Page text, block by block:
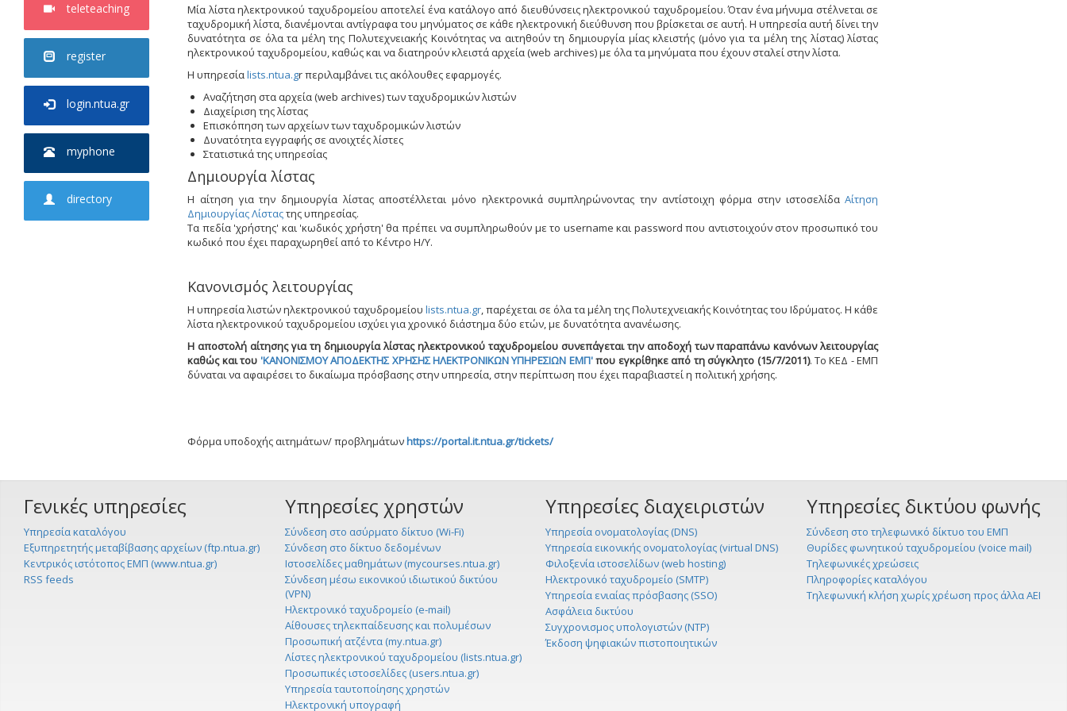
teleteaching
register
login.ntua.gr
myphone
directory
Μία λίστα ηλεκτρονικού ταχυδρομείου αποτελεί ένα κατάλογο από διευθύνσεις ηλεκτρονικού ταχυδρομείου. Όταν ένα μήνυμα στέλνεται σε
ταχυδρομική λίστα, διανέμονται αντίγραφα του μηνύματος σε κάθε ηλεκτρονική διεύθυνση που βρίσκεται σε αυτή. H υπηρεσία αυτή δίνει την
δυνατότητα σε όλα τα μέλη της Πολυτεχνειακής Κοινότητας να αιτηθούν τη δημιουργία μίας κλειστής (μόνο για τα μέλη της λίστας) λίστας
ηλεκτρονικού ταχυδρομείου, καθώς και να διατηρούν κλειστά αρχεία (web archives) με όλα τα μηνύματα που έχουν σταλεί στην λίστα.
Η υπηρεσίαlists.ntua.gr περιλαμβάνει τις ακόλουθες εφαρμογές.
Αναζήτηση στα αρχεία (web archives) των ταχυδρομικών λιστών
Διαχείριση της λίστας
Επισκόπηση των αρχείων των ταχυδρομικών λιστών
Δυνατότητα εγγραφής σε ανοιχτές λίστες
Στατιστικά της υπηρεσίας
Δημιουργία λίστας
Η αίτηση για την δημιουργία λίστας αποστέλλεται μόνο ηλεκτρονικά συμπληρώνοντας την αντίστοιχη φόρμα στην ιστοσελίδαΑίτηση
Δημιουργίας Λίσταςτης υπηρεσίας.
Τα πεδία 'χρήστης' και 'κωδικός χρήστη' θα πρέπει να συμπληρωθούν με το username και password που αντιστοιχούν στον προσωπικό του
κωδικό που έχει παραχωρηθεί από το Κέντρο Η/Υ.
Κανονισμός λειτουργίας
Η υπηρεσία λιστών ηλεκτρονικού ταχυδρομείουlists.ntua.gr, παρέχεται σε όλα τα μέλη της Πολυτεχνειακής Κοινότητας του Ιδρύματος. H κάθε
λίστα ηλεκτρονικού ταχυδρομείου ισχύει για χρονικό διάστημα δύο ετών, με δυνατότητα ανανέωσης.
Η αποστολή αίτησης για τη δημιουργία λίστας ηλεκτρονικού ταχυδρομείου συνεπάγεται την αποδοχή των παραπάνω κανόνων λειτουργίας
καθώς και του 'ΚΑΝΟΝΙΣΜΟΥ ΑΠΟΔΕΚΤΗΣ ΧΡΗΣΗΣ ΗΛΕΚΤΡΟΝΙΚΩΝ ΥΠΗΡΕΣΙΩΝ ΕΜΠ'που εγκρίθηκε από τη σύγκλητο (15/7/2011). Το ΚΕΔ - ΕΜΠ
δύναται να αφαιρέσει το δικαίωμα πρόσβασης στην υπηρεσία, στην περίπτωση που έχει παραβιαστεί η πολιτική χρήσης.
Φόρμα υποδοχής αιτημάτων/ προβλημάτωνhttps://portal.it.ntua.gr/tickets/
Γενικές υπηρεσίες
Υπηρεσία καταλόγου
Εξυπηρετητής μεταβίβασης αρχείων (ftp.ntua.gr)
Κεντρικός ιστότοπος ΕΜΠ (www.ntua.gr)
RSS feeds
Υπηρεσίες χρηστών
Σύνδεση στο ασύρματο δίκτυο (Wi-Fi)
Σύνδεση στο δίκτυο δεδομένων
Ιστοσελίδες μαθημάτων (mycourses.ntua.gr)
Σύνδεση μέσω εικονικού ιδιωτικού δικτύου
(VPN)
Ηλεκτρονικό ταχυδρομείο (e-mail)
Αίθουσες τηλεκπαίδευσης και πολυμέσων
Προσωπική ατζέντα (my.ntua.gr)
Λίστες ηλεκτρονικού ταχυδρομείου (lists.ntua.gr)
Προσωπικές ιστοσελίδες (users.ntua.gr)
Υπηρεσία ταυτοποίησης χρηστών
Ηλεκτρονική υπογραφή
Υπηρεσίες διαχειριστών
Υπηρεσία ονοματολογίας (DNS)
Υπηρεσία εικονικής ονοματολογίας (virtual DNS)
Φιλοξενία ιστοσελίδων (web hosting)
Ηλεκτρονικό ταχυδρομείο (SMTP)
Υπηρεσία ενιαίας πρόσβασης (SSO)
Ασφάλεια δικτύου
Συγχρονισμος υπολογιστών (NTP)
Έκδοση ψηφιακών πιστοποιητικών
Υπηρεσίες δικτύου φωνής
Σύνδεση στο τηλεφωνικό δίκτυο του ΕΜΠ
Θυρίδες φωνητικού ταχυδρομείου (voice mail)
Τηλεφωνικές χρεώσεις
Πληροφορίες καταλόγου
Τηλεφωνική κλήση χωρίς χρέωση προς άλλα ΑΕΙ